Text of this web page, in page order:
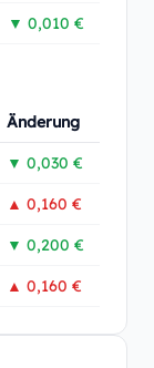
▼ 0,010 €
Änderung
▼ 0,030 €
▲ 0,160 €
▼ 0,200 €
▲ 0,160 €